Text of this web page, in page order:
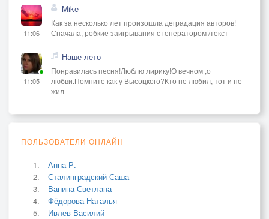
11:06
Mike
Как за несколько лет произошла деградация авторов!
Сначала, робкие заигрывания с генератором /текст
11:05
Наше лето
Понравилась песня!Люблю лирику!О вечном ,о
любви.Помните как у Высоцкого?Кто не любил, тот и не
жил
ПОЛЬЗОВАТЕЛИ ОНЛАЙН
Анна Р.
Сталинградский Саша
Ванина Светлана
Фёдорова Наталья
Ивлев Василий